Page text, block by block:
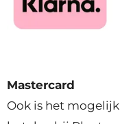
Mastercard
Ook is het